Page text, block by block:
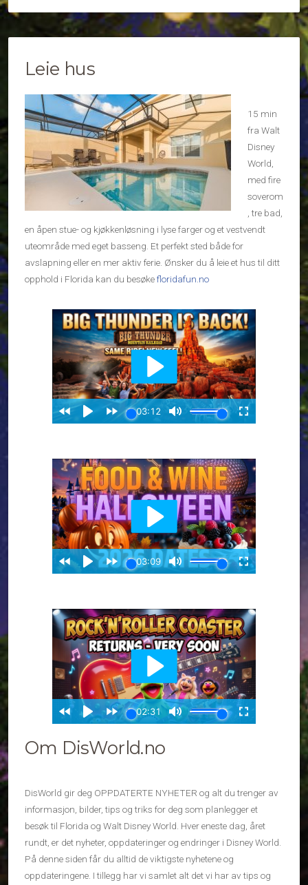
Leie hus
15 min
fra Walt
Disney
World,
med fire
soverom
, tre bad,
en åpen stue- og kjøkkenløsning i lyse farger og et vestvendt
uteområde med eget basseng. Et perfekt sted både for
avslapning eller en mer aktiv ferie. Ønsker du å leie et hus til ditt
opphold i Florida kan du besøkefloridafun.no
Om DisWorld.no
DisWorld gir deg OPPDATERTE NYHETER og alt du trenger av
informasjon, bilder, tips og triks for deg som planlegger et
besøk til Florida og Walt Disney World. Hver eneste dag, året
rundt, er det nyheter, oppdateringer og endringer i Disney World.
På denne siden får du alltid de viktigste nyhetene og
oppdateringene. I tillegg har vi samlet alt det vi har av tips og